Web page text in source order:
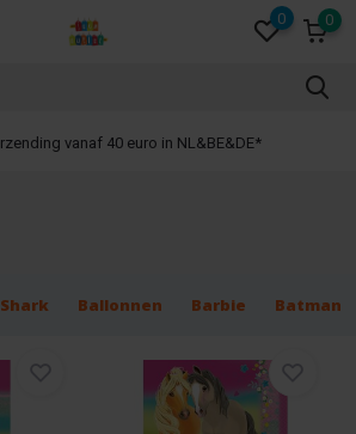
0 0
vanaf 40 euro in NL&BE&DE*
Ballonnen Barbie Batman